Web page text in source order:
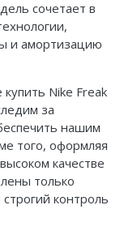
сочетает в
и амортизацию
Nike Freak
за
нашим
того, оформляя
качестве
только
контроль